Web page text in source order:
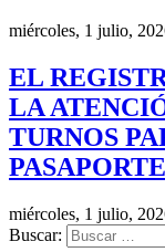
miércoles, 1 julio,
EL
LA
TURNOS
miércoles, 1 julio,
Buscar: